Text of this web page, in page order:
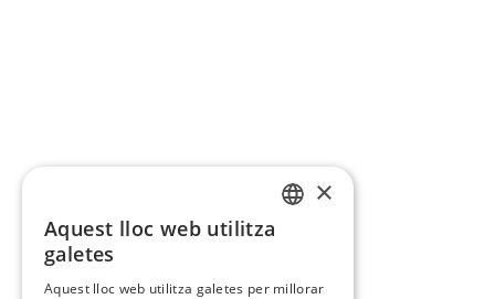
×
Aquest lloc web utilitza
galetes
Aquest lloc web utilitza galetes per millorar